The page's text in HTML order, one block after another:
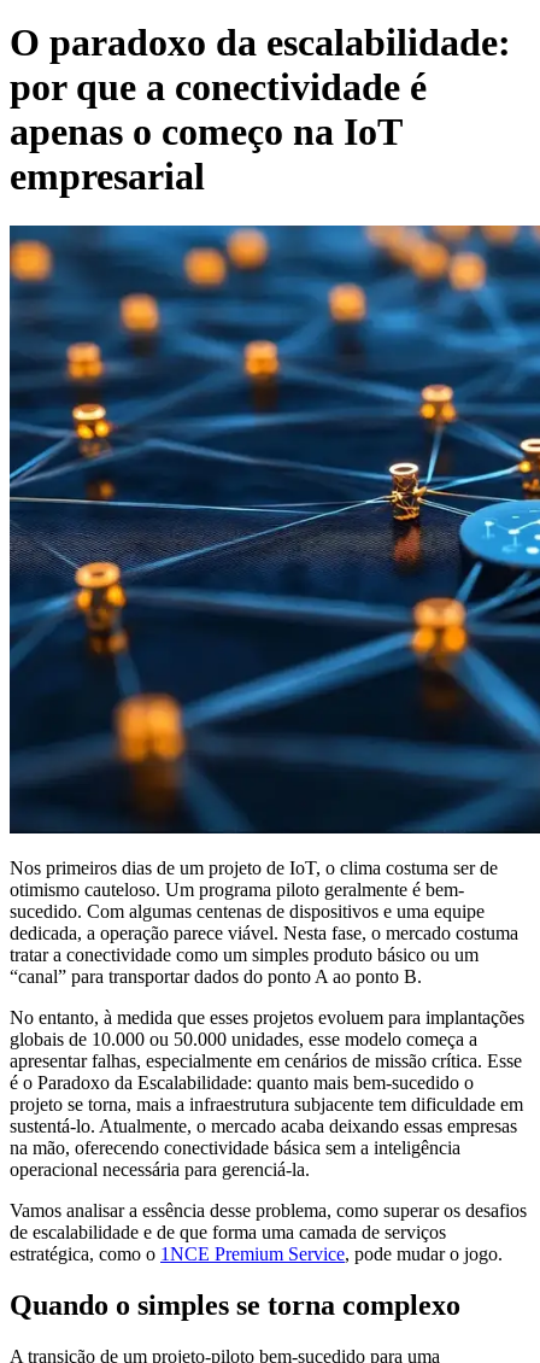
O paradoxo da escalabilidade:
por que a conectividade é
apenas o começo na IoT
empresarial
Nos primeiros dias de um projeto de IoT, o clima costuma ser de
otimismo cauteloso. Um programa piloto geralmente é bem-
sucedido. Com algumas centenas de dispositivos e uma equipe
dedicada, a operação parece viável. Nesta fase, o mercado costuma
tratar a conectividade como um simples produto básico ou um
“canal” para transportar dados do ponto A ao ponto B.
No entanto, à medida que esses projetos evoluem para implantações
globais de 10.000 ou 50.000 unidades, esse modelo começa a
apresentar falhas, especialmente em cenários de missão crítica. Esse
é o Paradoxo da Escalabilidade: quanto mais bem-sucedido o
projeto se torna, mais a infraestrutura subjacente tem dificuldade em
sustentá-lo. Atualmente, o mercado acaba deixando essas empresas
na mão, oferecendo conectividade básica sem a inteligência
operacional necessária para gerenciá-la.
Vamos analisar a essência desse problema, como superar os desafios
de escalabilidade e de que forma uma camada de serviços
estratégica, como o 1NCE Premium Service, pode mudar o jogo.
Quando o simples se torna complexo
A transição de um projeto-piloto bem-sucedido para uma